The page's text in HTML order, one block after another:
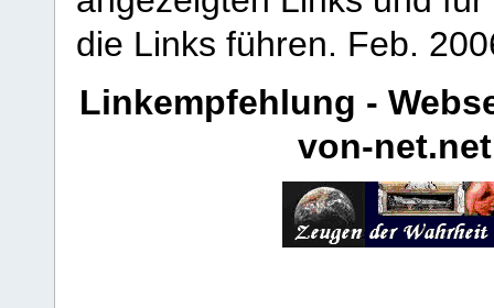
die Links führen. Feb.
Linkempfehlung -
von-net.net